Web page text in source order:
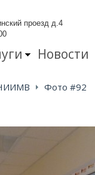
проезд д.4
Новости
Фото #92